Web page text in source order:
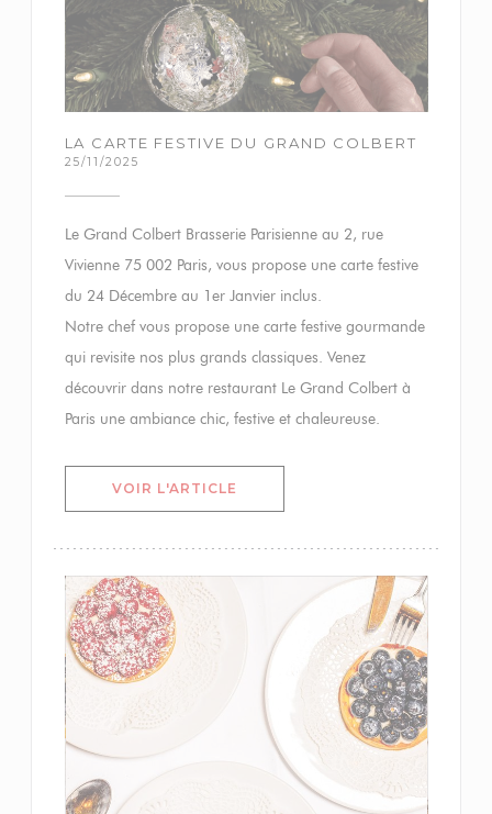
LA CARTE FESTIVE DU GRAND COLBERT
25/11/2025
Le Grand Colbert Brasserie Parisienne au 2, rue
Vivienne 75 002 Paris, vous propose une carte festive
du 24 Décembre au 1er Janvier inclus.
Notre chef vous propose une carte festive gourmande
qui revisite nos plus grands classiques. Venez
découvrir dans notre restaurant Le Grand Colbert à
Paris une ambiance chic, festive et chaleureuse.
VOIR L'ARTICLE